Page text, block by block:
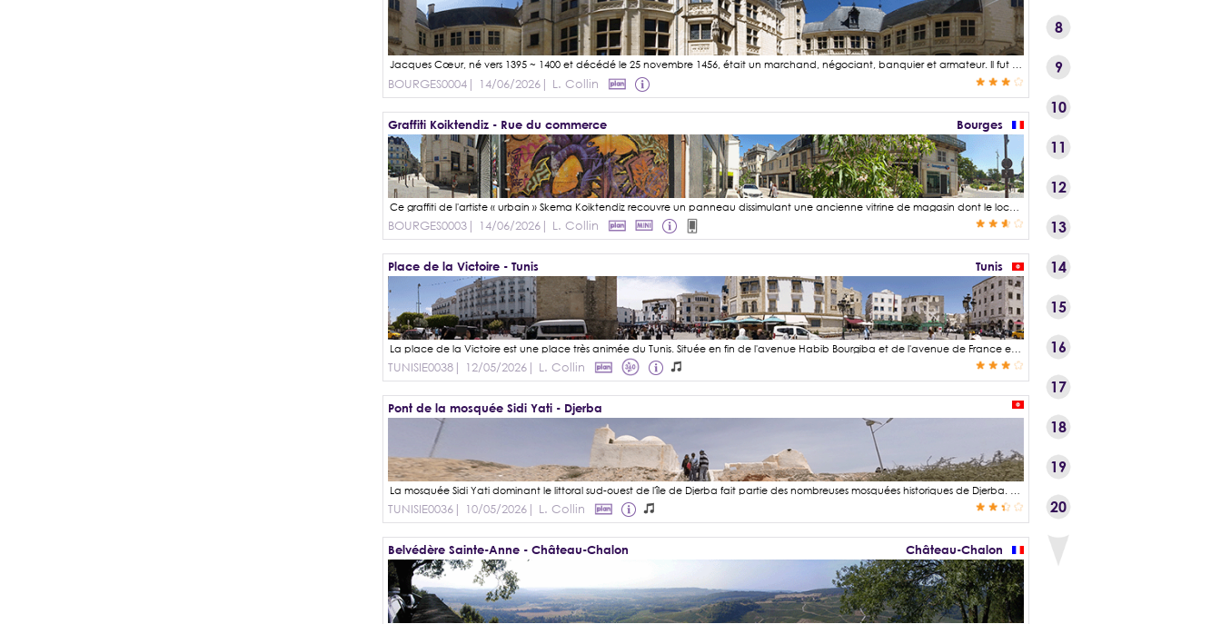
8
9
10
11
12
13
14
15
16
17
18
19
20
Jacques Cœur, né vers 1395 ~ 1400 et décédé le 25 novembre 1456, était un marchand, négociant, banquier et armateur. Il fut nommé le grand argentier du roi sous le règne de Charles VII. Jacques Cœur possède alors de nombreuses propriétés dont l'une des plus remarquables est le Palais Jacques Cœur à Bourges, sa ville natale. Cet hôtel particulier a été construit entre les années 1443 et 1453 selon un style architectural gothique flamboyant ou tardif qualifié de « moderne » par opposition au style italianisant qualifié de « à l'antique ». Par cet édifice, Jacques Cœur qui devint l'homme le plus riche du royaume, voulait asseoir son autorité et marquer sa réussite. Malheureusement, il y séjourne que très peu puisqu'il tombe en disgrâce et est arrêté en 1451 par le roi Charles VII pour diverses accusations invoquées par ses rivaux et le roi lui-même. Les visites se font toute l'année. Un billet jumelé permet de visiter également la crypte de la cathédrale Saint-Etienne.
BOURGES0004 | 14/06/2026 | L. Collin
Graffiti Koiktendiz - Rue du commerce Bourges
Ce graffiti de l'artiste « urbain » Skema Koiktendiz recouvre un panneau dissimulant une ancienne vitrine de magasin dont le local est actuellement libre pour une future enseigne. Situé au coin de la rue du Commerce et de la rue Jacques Cœur, l'emplacement pour une future échoppe est particulièrement bien exposé, tout près de la place Cujas entièrement réaménagée par la ville de Bourges rendant le lieu très animé et attractif.
BOURGES0003 | 14/06/2026 | L. Collin
Place de la Victoire - Tunis Tunis
La place de la Victoire est une place très animée du Tunis. Située en fin de l'avenue Habib Bourgiba et de l'avenue de France en regardant vers l'ouest, elle marque la jonction entre la ville moderne de Tunis et la vieille ville et sa fabuleuse médina classée au patrimoine de l'UNESCO. Depuis cette place on accède au fameux Souk de Tunis et ces milliers de boutiques et ateliers touristique et offrant les produits du quotidien au autochtones. La place de la Victoire doit son nom en hommage au retour de Habib Bourgiba de son exil en 1955. L'indépendance de la Tunisie a été déclarée un an plus tard le 20 mars 1956 après avoir vécu sous le protectorat français de 1881 à 1956. Habib Bourgiba sera alors nommé 1er ministre et en prendra la présidence en 1957 le jour de l'abolition de la monarchie.
TUNISIE0038 | 12/05/2026 | L. Collin
Pont de la mosquée Sidi Yati - Djerba
La mosquée Sidi Yati dominant le littoral sud-ouest de l'île de Djerba fait partie des nombreuses mosquées historiques de Djerba. Celles-ci ont la particularité d'être d'une architecture sobre composée de coupoles basses et de murs enduits d'une épaisse couche de chaux qui en font leurs blancheurs. La mosquée Sidi Yati a été édifiée au début du Xe siècle à la mémoire de Khalaf Ibn Ahmad, appelé aussi Cheikh Yati El Mistawi, émir saffaride du Sistan (région située entre l'Iran et l'Afghanistan actuels) de 963 à 1002. En plus de son rôle de lieu de culte, cette mosquée a joué le rôle de tour de guet, chargé de surveiller la côte. Le ponton de la mosquée Sidi Yati, bien que très endommagé, offre une vue imprenable sur la mer. Il a été érigé spécifiquement pour un tournage cinématographique.
TUNISIE0036 | 10/05/2026 | L. Collin
Belvédère Sainte-Anne - Château-Chalon Château-Chalon